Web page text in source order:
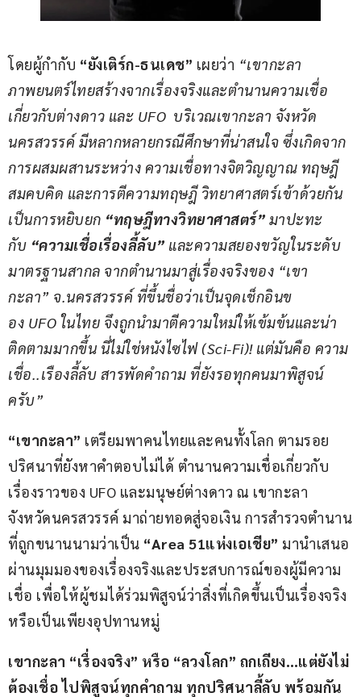
โดยผู้กำกับ “ยังเติร์ก-ธนเดช” เผยว่า “เขากะลา
ภาพยนตร์ไทยสร้างจากเรื่องจริงและตำนานความเชื่อ
เกี่ยวกับต่างดาว และ UFO  บริเวณเขากะลา จังหวัด
นครสวรรค์ มีหลากหลายกรณีศึกษาที่น่าสนใจ ซึ่งเกิดจาก
การผสมผสานระหว่าง ความเชื่อทางจิตวิญญาณ ทฤษฎี
สมคบคิด และการตีความทฤษฎี วิทยาศาสตร์เข้าด้วยกัน
เป็นการหยิบยก “ทฤษฎีทางวิทยาศาสตร์” มาปะทะ
กับ “ความเชื่อเรื่องลี้ลับ” และความสยองขวัญในระดับ
มาตรฐานสากล จากตำนานมาสู่เรื่องจริงของ “เขา
กะลา” จ.นครสวรรค ที่ขึ้นชื่อว่าเป็นจุดเช็กอินข
อง UFO ในไทย จึงถูกนำมาตีความใหม่ให้เข้มข้นและน่า
ติดตามมากขึ้น นี่ไม่ใช่หนังไซไฟ (Sci-Fi)! แต่มันคือ ความ
เชื่อ..เรืองลี้ลับ สารพัดคําถาม ที่ยังรอทุกคนมาพิสูจน์
ครับ”
“เขากะลา” เตรียมพาคนไทยและคนทั้งโลก ตามรอย
ปริศนาที่ยังหาคำตอบไม่ได้ ตำนานความเชื่อเกี่ยวกับ
เรื่องราวของ UFO และมนุษย์ต่างดาว ณ เขากะลา
จังหวัดนครสวรรค์ มาถ่ายทอดสู่จอเงิน การสำรวจตำนาน
ที่ถูกขนานนามว่าเป็น “Area 51แห่งเอเชีย” มานำเสนอ
ผ่านมุมมองของเรื่องจริงและประสบการณ์ของผู้มีความ
เชื่อ เพื่อให้ผู้ชมได้ร่วมพิสูจน์ว่าสิ่งที่เกิดขึ้นเป็นเรื่องจริง
หรือเป็นเพียงอุปทานหมู่
เขากะลา “เรื่องจริง” หรือ “ลวงโลก” ถกเถียง…แต่ยังไม่
ต้องเชื่อไปพิสูจน์ทุกคำถาม ทุกปริศนาลี้ลับ พร้อมกัน